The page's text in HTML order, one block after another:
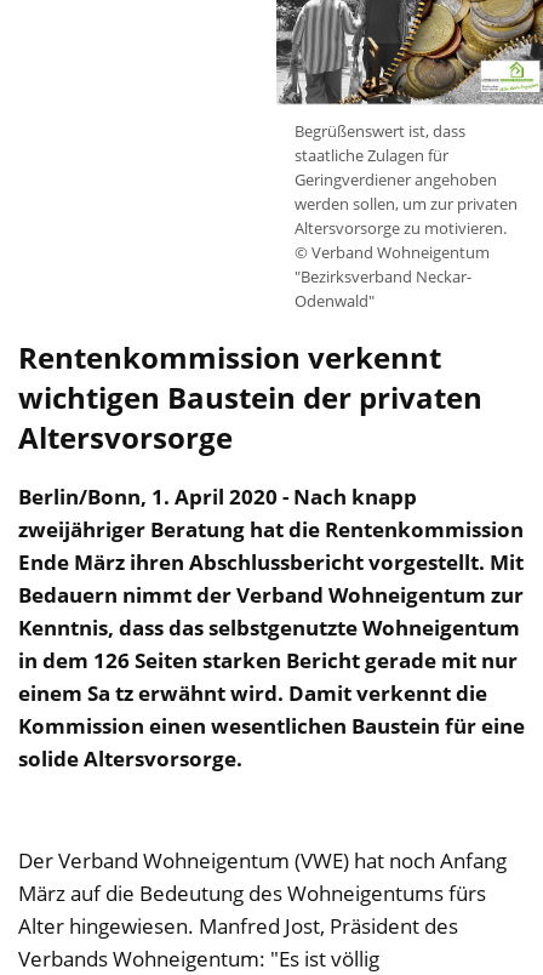
Begrüßenswert ist, dass
staatliche Zulagen für
Geringverdiener angehoben
werden sollen, um zur privaten
Altersvorsorge zu motivieren.
© Verband Wohneigentum
"Bezirksverband Neckar-
Odenwald"
Rentenkommission verkennt
wichtigen Baustein der privaten
Altersvorsorge
Berlin/Bonn, 1. April 2020 - Nach knapp
zweijähriger Beratung hat die Rentenkommission
Ende März ihren Abschlussbericht vorgestellt. Mit
Bedauern nimmt der Verband Wohneigentum zur
Kenntnis, dass das selbstgenutzte Wohneigentum
in dem 126 Seiten starken Bericht gerade mit nur
einem Sa tz erwähnt wird. Damit verkennt die
Kommission einen wesentlichen Baustein für eine
solide Altersvorsorge.
Der Verband Wohneigentum (VWE) hat noch Anfang
März auf die Bedeutung des Wohneigentums fürs
Alter hingewiesen. Manfred Jost, Präsident des
Verbands Wohneigentum: "Es ist völlig